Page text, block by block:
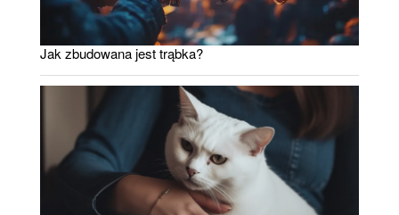
Jak zbudowana jest trąbka?